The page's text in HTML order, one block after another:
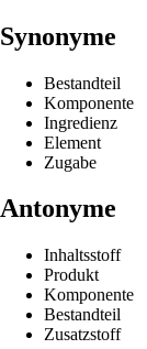
Synonyme
Bestandteil
Komponente
Ingredienz
Element
Zugabe
Antonyme
Inhaltsstoff
Produkt
Komponente
Bestandteil
Zusatzstoff